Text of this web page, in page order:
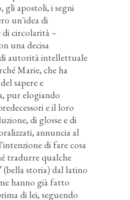
gli apostoli, i segni
un'idea di
di circolarità –
una decisa
autorità intellettuale
Marie, che ha
sapere e
pur elogiando
e il loro
di glosse e di
annuncia al
di fare cosa
tradurre qualche
(bella storia) dal latino
hanno già fatto
di lei, seguendo